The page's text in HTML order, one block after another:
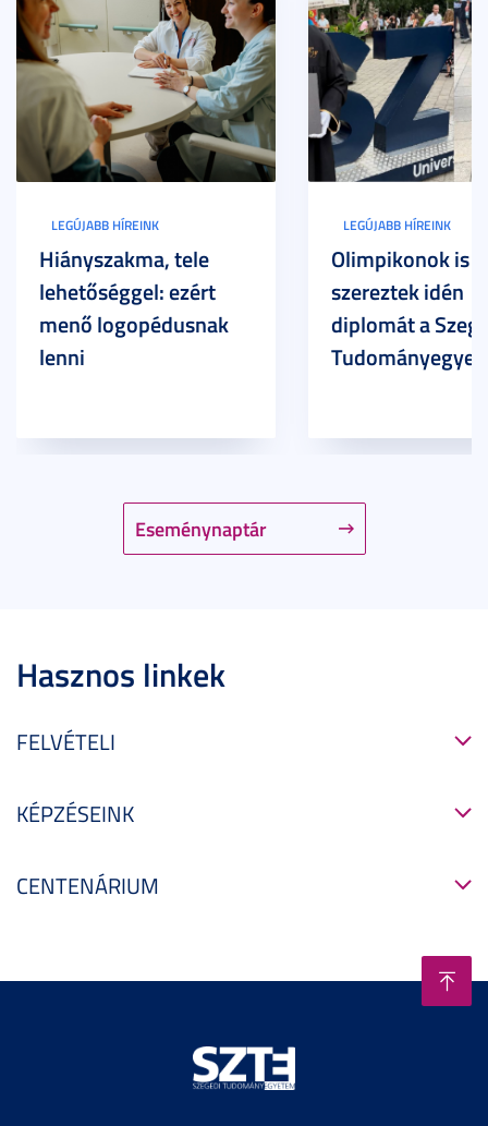
Eseménynaptár
LEGÚJABB HÍREINK
Hiányszakma, tele
lehetőséggel: ezért
menő logopédusnak
lenni
LEGÚJABB HÍREINK
Olimpikonok is
szereztek idén
diplomát a
Hasznos linkek
FELVÉTELI
KÉPZÉSEINK
CENTENÁRIUM